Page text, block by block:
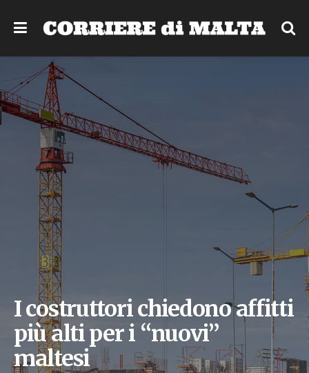
I costruttori chiedono affitti
più alti per i “nuovi”
maltesi